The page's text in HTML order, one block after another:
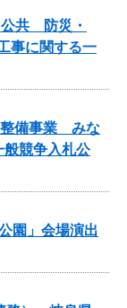
共 防災・
事に関する一
整備事業 みな
競争入札公
園」会場演出